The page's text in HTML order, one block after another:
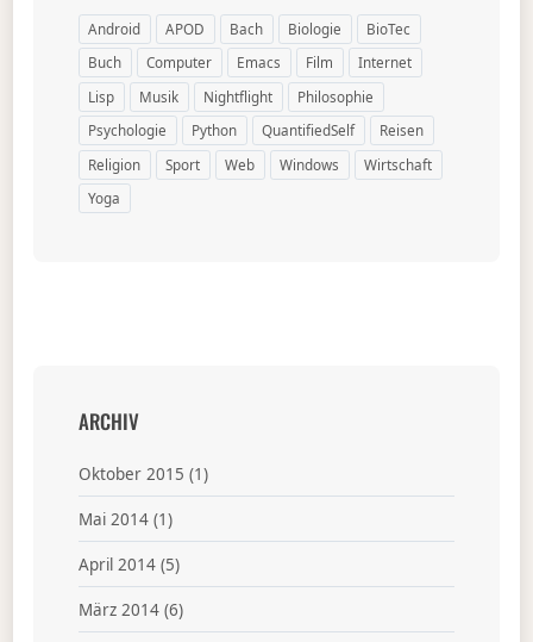
Android APOD Bach Biologie
BioTec
Buch
Computer Emacs Film
Internet
Lisp
Musik Nightflight
Philosophie
Psychologie
Python QuantifiedSelf
Reisen
Religion
Sport Web Windows
Wirtschaft
Yoga
ARCHIV
Oktober 2015 (1)
Mai 2014(1)
April 2014(5)
März 2014(6)